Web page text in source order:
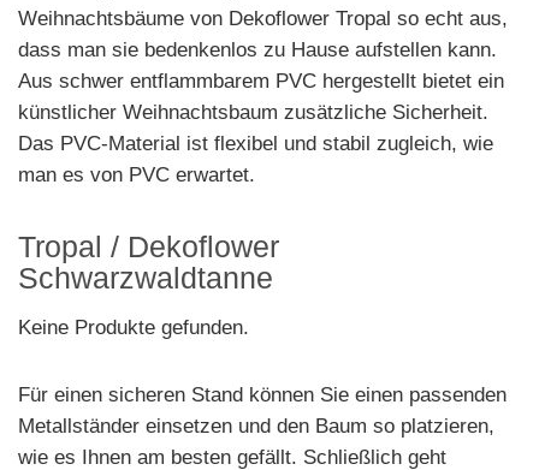
Weihnachtsbäume von Dekoflower Tropal so echt aus,
dass man sie bedenkenlos zu Hause aufstellen kann.
Aus schwer entflammbarem PVC hergestellt bietet ein
künstlicher Weihnachtsbaum zusätzliche Sicherheit.
Das PVC-Material ist flexibel und stabil zugleich, wie
man es von PVC erwartet.
Tropal / Dekoflower
Schwarzwaldtanne
Keine Produkte gefunden.
Für einen sicheren Stand können Sie einen passenden
Metallständer einsetzen und den Baum so platzieren,
wie es Ihnen am besten gefällt. Schließlich geht